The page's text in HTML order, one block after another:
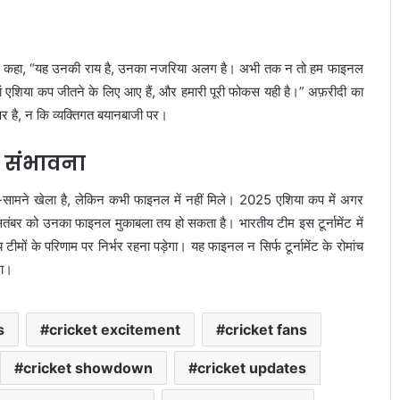
कहा, “यह उनकी राय है, उनका नजरिया अलग है। अभी तक न तो हम फाइनल
कप जीतने के लिए आए हैं, और हमारी पूरी फोकस यही है।” अफ़रीदी का
है, न कि व्यक्तिगत बयानबाजी पर।
खेला है, लेकिन कभी फाइनल में नहीं मिले। 2025 एशिया कप में अगर
को उनका फाइनल मुकाबला तय हो सकता है। भारतीय टीम इस टूर्नामेंट में
के परिणाम पर निर्भर रहना पड़ेगा। यह फाइनल न सिर्फ टूर्नामेंट के रोमांच
cricket excitement cricket fans
cricket showdown cricket updates